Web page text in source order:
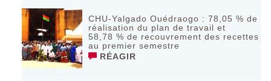
CHU-Yalgado Ouédraogo : 78,05 % de
réalisation du plan de travail et
58,78 % de recouvrement des recettes
au premier semestre
RÉAGIR